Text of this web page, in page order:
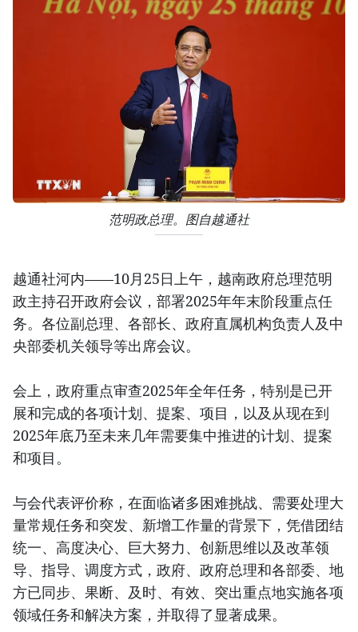
范明政总理。图自越通社
越通社河内——10月25日上午，越南政府总理范明
政主持召开政府会议，部署2025年年末阶段重点任
务。各位副总理、各部长、政府直属机构负责人及中
央部委机关领导等出席会议。
会上，政府重点审查2025年全年任务，特别是已开
展和完成的各项计划、提案、项目，以及从现在到
2025年底乃至未来几年需要集中推进的计划、提案
和项目。
与会代表评价称，在面临诸多困难挑战、需要处理大
量常规任务和突发、新增工作量的背景下，凭借团结
统一、高度决心、巨大努力、创新思维以及改革领
导、指导、调度方式，政府、政府总理和各部委、地
方已同步、果断、及时、有效、突出重点地实施各项
领域任务和解决方案，并取得了显著成果。